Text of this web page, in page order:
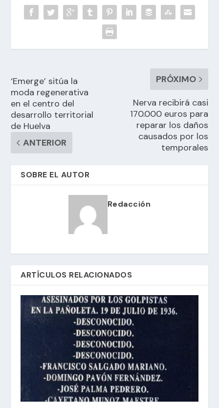
‘Emerge’ sitúa la
moda regenerativa
en el centro del
desarrollo territorial
de Huelva
ANTERIOR
PRÓXIMO
Nerva recibirá casi
170.000 euros para
reparar los daños
causados por los
temporales
SOBRE EL AUTOR
Redacción
ARTÍCULOS RELACIONADOS